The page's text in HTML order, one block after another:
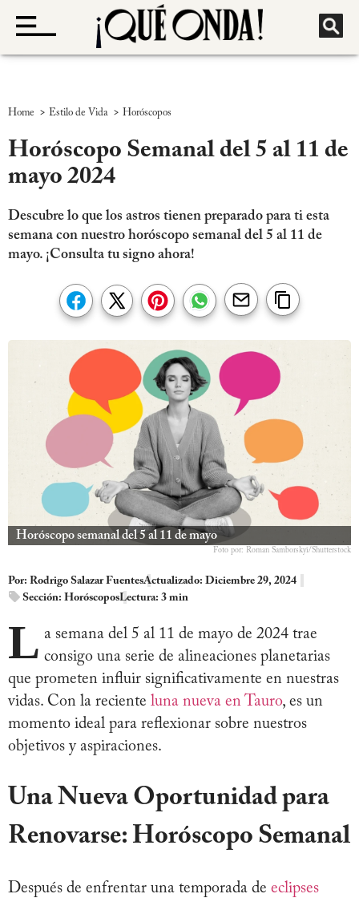
Home > Estilo de Vida > Horóscopos
Horóscopo Semanal del 5 al 11 de
mayo 2024
Descubre lo que los astros tienen preparado para ti esta
semana con nuestro horóscopo semanal del 5 al 11 de
mayo. ¡Consulta tu signo ahora!
Horóscopo semanal del 5 al 11 de mayo
Foto por: Roman Samborskyi/Shutterstock
Por: Rodrigo Salazar FuentesActualizado: Diciembre 29, 2024
Sección: HoróscoposLectura: 3 min
L a semana del 5 al 11 de mayo de 2024 trae
consigo una serie de alineaciones planetarias
que prometen influir significativamente en nuestras
vidas. Con la reciente luna nueva en Tauro, es un
momento ideal para reflexionar sobre nuestros
objetivos y aspiraciones.
Una Nueva Oportunidad para
Renovarse: Horóscopo Semanal
Después de enfrentar una temporada de eclipses